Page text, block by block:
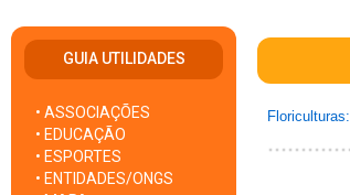
GUIA UTILIDADES
• ASSOCIAÇÕES
• EDUCAÇÃO
• ESPORTES
• ENTIDADES/ONGS
Floriculturas: